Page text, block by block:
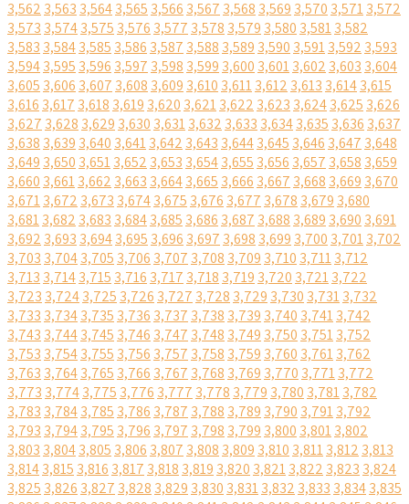
3,562 3,563 3,5643,565 3,566 3,567 3,568 3,569 3,570 3,5713,572
3,573 3,5743,575 3,576 3,577 3,578 3,579 3,580 3,5813,582
3,583 3,5843,585 3,586 3,587 3,588 3,589 3,590 3,5913,592 3,593
3,5943,595 3,596 3,597 3,598 3,599 3,600 3,6013,602 3,603 3,604
3,605 3,606 3,607 3,608 3,609 3,610 3,6113,612 3,613 3,6143,615
3,616 3,617 3,618 3,619 3,620 3,6213,622 3,623 3,6243,625 3,626
3,627 3,628 3,629 3,630 3,6313,632 3,633 3,6343,635 3,636 3,637
3,638 3,639 3,640 3,6413,642 3,643 3,6443,645 3,646 3,647 3,648
3,649 3,650 3,6513,652 3,653 3,6543,655 3,656 3,657 3,658 3,659
3,660 3,6613,662 3,663 3,6643,665 3,666 3,667 3,668 3,669 3,670
3,6713,672 3,673 3,6743,675 3,676 3,677 3,678 3,679 3,680
3,6813,682 3,683 3,6843,685 3,686 3,687 3,688 3,689 3,690 3,691
3,692 3,693 3,6943,695 3,696 3,697 3,698 3,699 3,700 3,7013,702
3,703 3,7043,705 3,706 3,707 3,708 3,709 3,710 3,7113,712
3,713 3,7143,715 3,716 3,717 3,718 3,719 3,720 3,7213,722
3,723 3,7243,725 3,726 3,727 3,728 3,729 3,730 3,7313,732
3,733 3,7343,735 3,736 3,737 3,738 3,739 3,740 3,7413,742
3,743 3,7443,745 3,746 3,747 3,748 3,749 3,750 3,7513,752
3,753 3,7543,755 3,756 3,757 3,758 3,759 3,760 3,7613,762
3,763 3,7643,765 3,766 3,767 3,768 3,769 3,770 3,7713,772
3,773 3,7743,775 3,776 3,777 3,778 3,779 3,780 3,7813,782
3,783 3,7843,785 3,786 3,787 3,788 3,789 3,790 3,7913,792
3,793 3,7943,795 3,796 3,797 3,798 3,799 3,800 3,8013,802
3,803 3,8043,805 3,806 3,807 3,808 3,809 3,810 3,8113,812 3,813
3,8143,815 3,816 3,817 3,818 3,819 3,820 3,8213,822 3,823 3,824
3,825 3,826 3,827 3,828 3,829 3,830 3,8313,832 3,833 3,8343,835